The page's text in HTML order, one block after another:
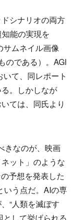
シナリオの両方
能の実現を
ムネイル画像
のである）。AGI
て、同レポート
。しかしなが
ては、同氏より
きなのが、映画
ット」のような
予想を発表した
いう点だ。AIの専
“人類を滅ぼす
として挙げられる